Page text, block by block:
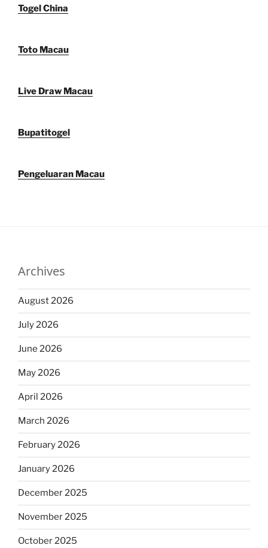
Togel China
Toto Macau
Live Draw Macau
Bupatitogel
Pengeluaran Macau
Archives
August 2026
July 2026
June 2026
May 2026
April 2026
March 2026
February 2026
January 2026
December 2025
November 2025
October 2025